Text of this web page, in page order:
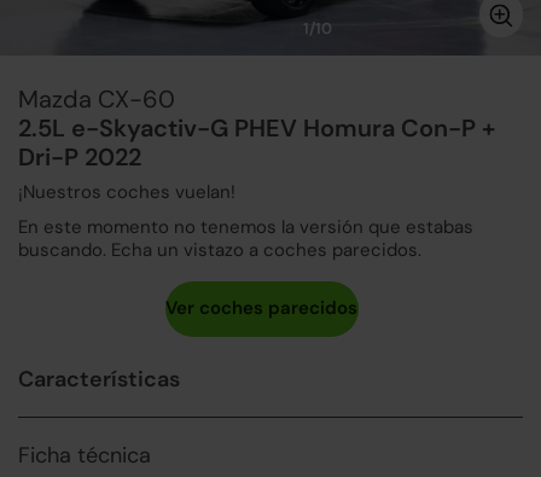
1/10
Mazda CX-60
2.5L e-Skyactiv-G PHEV Homura Con-P +
Dri-P 2022
¡Nuestros coches vuelan!
En este momento no tenemos la versión que estabas
buscando. Echa un vistazo a coches parecidos.
Características
Ficha técnica